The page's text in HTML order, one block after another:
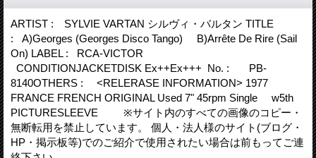
ARTIST : SYLVIE VARTAN シルヴィ・バルタン TITLE
: A)Georges (Georges Disco Tango) B)Arrête De Rire (Sail
On) LABEL : RCA-VICTOR
CONDITIONJACKETDISK Ex++Ex+++ No. : PB-
8140OTHERS : <RELERASE INFORMATION> 1977
FRANCE FRENCH ORIGINAL Used 7" 45rpm Single w5th
PICTURESLEEVE ※サイト内のすべての画像のコピー・
無断転用を禁止しています。 個人・法人様のサイト(ブログ・
HP・掲示板等)でのご紹介で使用されたい場合は前もってご連